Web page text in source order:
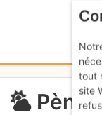
Pène
tout
site